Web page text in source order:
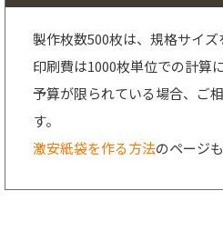
製作枚数500枚は、規格サイズ
印刷費は1000枚単位での計算
予算が限られている場合、ご
す。
激安紙袋を作る方法のページ